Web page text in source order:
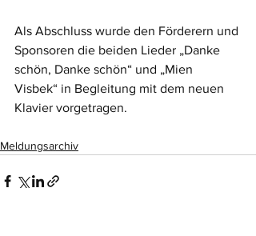
Als Abschluss wurde den Förderern und
Sponsoren die beiden Lieder „Danke
schön, Danke schön“ und „Mien
Visbek“ in Begleitung mit dem neuen
Klavier vorgetragen.
Meldungsarchiv